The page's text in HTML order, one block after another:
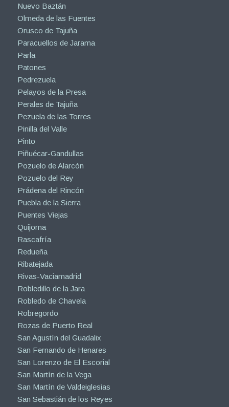
Nuevo Baztán
Olmeda de las Fuentes
Orusco de Tajuña
Paracuellos de Jarama
Parla
Patones
Pedrezuela
Pelayos de la Presa
Perales de Tajuña
Pezuela de las Torres
Pinilla del Valle
Pinto
Piñuécar-Gandullas
Pozuelo de Alarcón
Pozuelo del Rey
Prádena del Rincón
Puebla de la Sierra
Puentes Viejas
Quijorna
Rascafría
Redueña
Ribatejada
Rivas-Vaciamadrid
Robledillo de la Jara
Robledo de Chavela
Robregordo
Rozas de Puerto Real
San Agustín del Guadalix
San Fernando de Henares
San Lorenzo de El Escorial
San Martín de la Vega
San Martín de Valdeiglesias
San Sebastián de los Reyes